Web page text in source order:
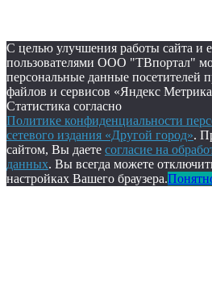
С целью улучшения работы сайта и
пользователями ООО "ТВпортал"
персональные данные посетителей
файлов и сервисов «Яндекс
Статистика согласно
Политике конфиденциальности
сетевого издания «Другой город».
сайтом, Вы даете согласие на
данных. Вы всегда можете
настройках Вашего браузера.